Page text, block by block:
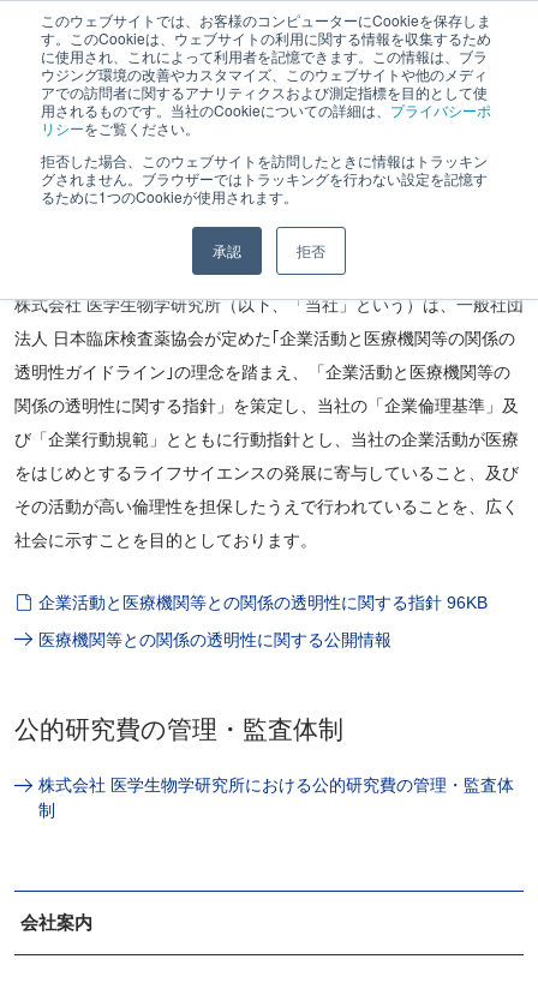
このウェブサイトでは、お客様のコンピューターにCookieを保存しま
す。このCookieは、ウェブサイトの利用に関する情報を収集するため
に使用され、これによって利用者を記憶できます。この情報は、ブラ
ウジング環境の改善やカスタマイズ、このウェブサイトや他のメディ
アでの訪問者に関するアナリティクスおよび測定指標を目的として使
用されるものです。当社のCookieについての詳細は、 プライバシーポ
リシーをご覧ください。
拒否した場合、このウェブサイトを訪問したときに情報はトラッキン
グされません。ブラウザーではトラッキングを行わない設定を記憶す
るために1つのCookieが使用されます。
承認 拒否
コンプライアンス
透明性に関する指針
株式会社 医学生物学研究所（以下、「当社」という）は、一般社団
法人 日本臨床検査薬協会が定めた｢企業活動と医療機関等の関係の
透明性ガイドライン｣の理念を踏まえ、「企業活動と医療機関等の
関係の透明性に関する指針」を策定し、当社の「企業倫理基準」及
び「企業行動規範」とともに行動指針とし、当社の企業活動が医療
をはじめとするライフサイエンスの発展に寄与していること、及び
その活動が高い倫理性を担保したうえで行われていることを、広く
社会に示すことを目的としております。
企業活動と医療機関等との関係の透明性に関する指針 96KB
医療機関等との関係の透明性に関する公開情報
公的研究費の管理・監査体制
株式会社 医学生物学研究所における公的研究費の管理・監査体
制
会社案内